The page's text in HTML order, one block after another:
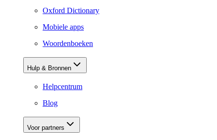
Oxford Dictionary
Mobiele apps
Woordenboeken
Hulp & Bronnen
Helpcentrum
Blog
Voor partners